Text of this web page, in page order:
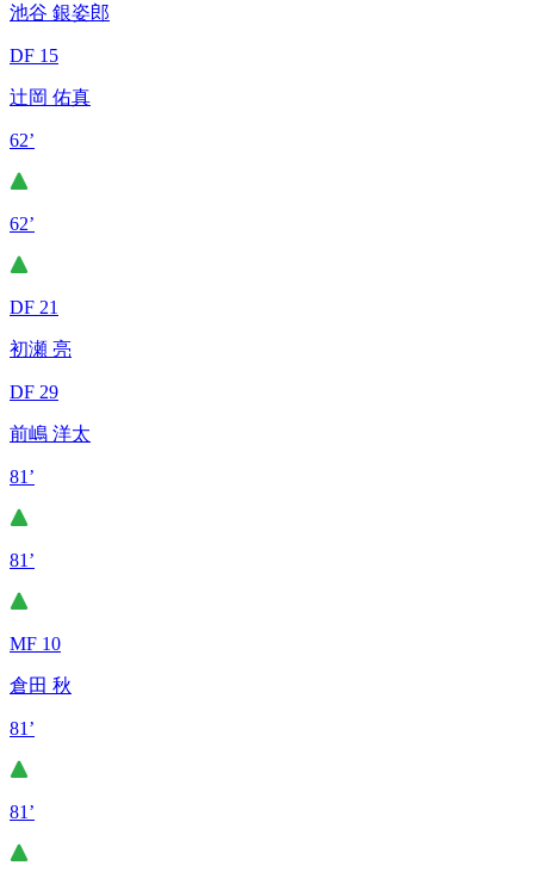
池谷 銀姿郎
DF 15
辻岡 佑真
62’
62’
DF 21
初瀬 亮
DF 29
前嶋 洋太
81’
81’
MF 10
倉田 秋
81’
81’